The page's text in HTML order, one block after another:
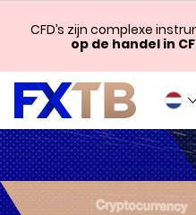
CFD’s zijn complexe
op de handel in